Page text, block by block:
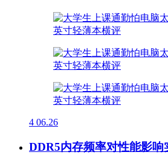
4 06.26
DDR5内存频率对性能影响